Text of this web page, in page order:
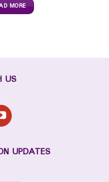
MORE
US
UPDATES